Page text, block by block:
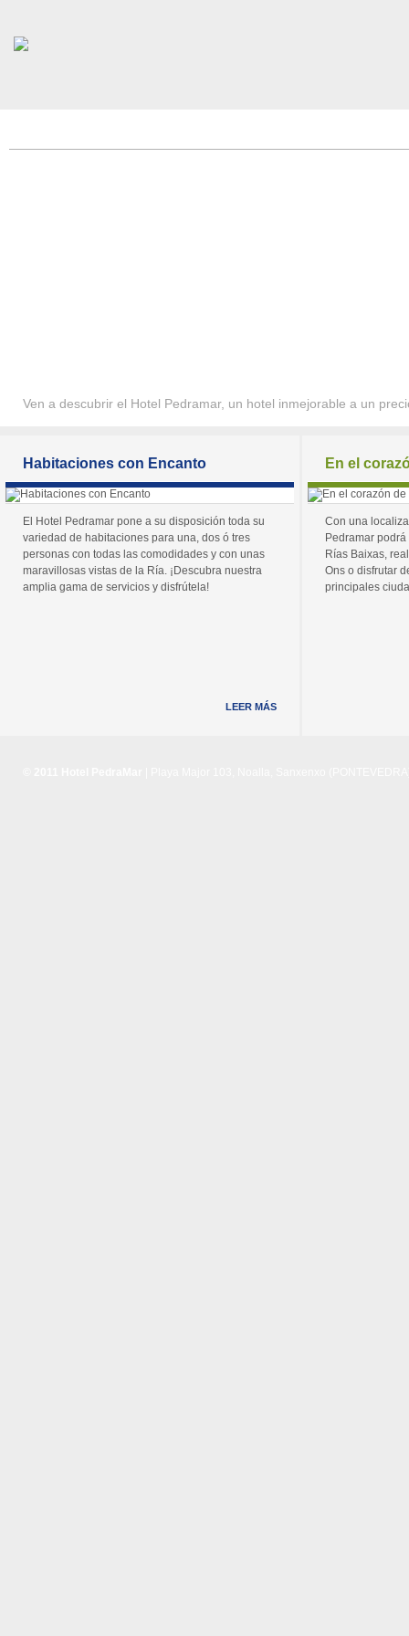
Ven a descubrir el Hotel Pedramar, un hotel inmejorable a un
Habitaciones con Encanto
El Hotel Pedramar pone a su disposición toda su
variedad de habitaciones para una, dos ó tres
personas con todas las comodidades y con unas
maravillosas vistas de la Ría. ¡Descubra nuestra
amplia gama de servicios y disfrútela!
LEER MÁS
En el
Con una
Pedramar
Rías Baixas,
Ons o disfrutar
principales